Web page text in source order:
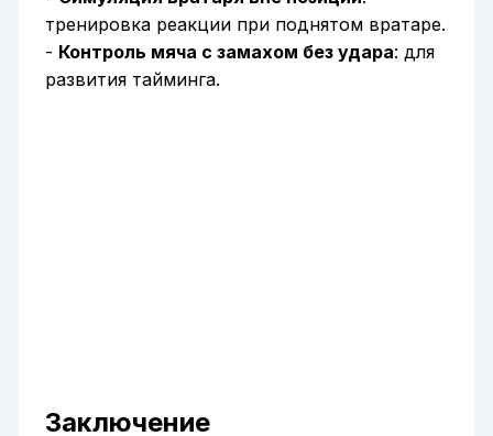
тренировка реакции при поднятом вратаре.
- Контроль мяча с замахом без удара: для
развития тайминга.
Заключение